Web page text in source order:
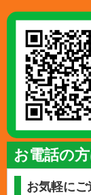
お電話の
お気軽にご